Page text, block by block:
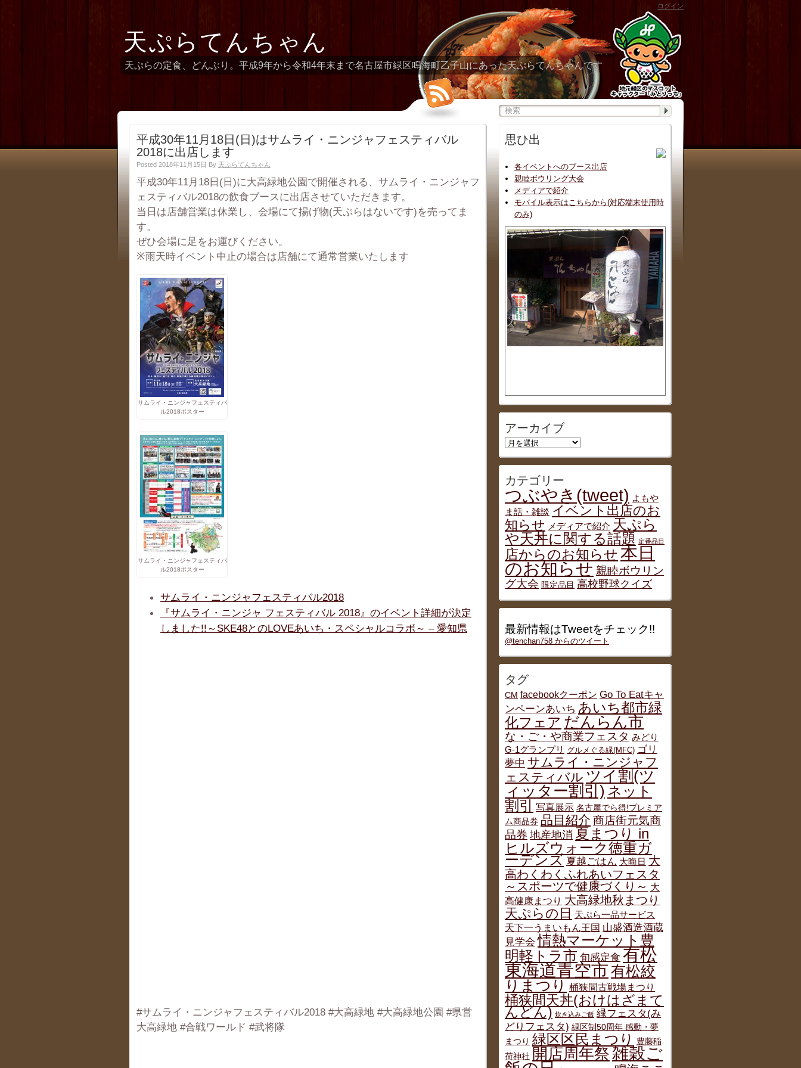
天ぷらてんちゃん
天ぷらの定食、どんぶり。平成9年から令和4年末まで名古屋市緑区鳴海町乙子山にあった天ぷらてんちゃんです
ログイン
平成30年11月18日(日)はサムライ・ニンジャフェスティバル
2018に出店します
Posted 2018年11月15日 By 天ぷらてんちゃん
平成30年11月18日(日)に大高緑地公園で開催される、サムライ・ニンジャフ
ェスティバル2018の飲食ブースに出店させていただきます。
当日は店舗営業は休業し、会場にて揚げ物(天ぷらはないです)を売ってま
す。
ぜひ会場に足をお運びください。
※雨天時イベント中止の場合は店舗にて通常営業いたします
サムライ・ニンジャフェスティバ
ル2018ポスター
サムライ・ニンジャフェスティバ
ル2018ポスター
サムライ・ニンジャフェスティバル2018
『サムライ・ニンジャ フェスティバル 2018』のイベント詳細が決定
しました!!～SKE48とのLOVEあいち・スペシャルコラボ～ – 愛知県
#サムライ・ニンジャフェスティバル2018 #大高緑地 #大高緑地公園 #県営
大高緑地 #合戦ワールド #武将隊
思ひ出
各イベントへのブース出店
親睦ボウリング大会
メディアで紹介
モバイル表示はこちらから(対応端末使用時
のみ)
アーカイブ
ア
カ
イ
ブ
カテゴリー
つぶやき(tweet) よもや
ま話・雑談 イベント出店のお
知らせ メディアで紹介 天ぷら
や天丼に関する話題 定番品目
店からのお知らせ 本日
のお知らせ 親睦ボウリン
グ大会 限定品目 高校野球クイズ
最新情報はTweetをチェック!!
@tenchan758 からのツイート
タグ
CM facebookクーポン Go To Eatキャ
ンペーンあいち あいち都市緑
化フェア だんらん市
な・ご・や商業フェスタ みどり
G-1グランプリ
グルメぐる緑(MFC) ゴリ
夢中 サムライ・ニンジャフ
ェスティバル ツイ割(ツ
ィッター割引) ネット
割引
写真展示 名古屋でら得!プレミア
ム商品券 品目紹介 商店街元気商
品券 地産地消 夏まつり in
ヒルズウォーク徳重ガ
ーデンズ 夏越ごはん 大晦日 大
高わくわくふれあいフェスタ
～スポーツで健康づくり～ 大
高健康まつり 大高緑地秋まつり
天ぷらの日 天ぷら一品サービス
天下一うまいもん王国 山盛酒造酒蔵
見学会 情熱マーケット豊
明軽トラ市 旬感定食 有松
東海道青空市有松絞
りまつり
桶狭間古戦場まつり
桶狭間天丼(おけはざまて
んどん) 炊き込みご飯 緑フェスタ(み
どりフェスタ) 緑区制50周年 感動・夢
まつり 緑区区民まつり
豊藤稲
荷神社 開店周年祭雑穀ご